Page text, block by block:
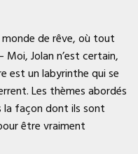
de rêve, où tout
Jolan n’est certain,
est un labyrinthe qui se
Les thèmes abordés
façon dont ils sont
être vraiment